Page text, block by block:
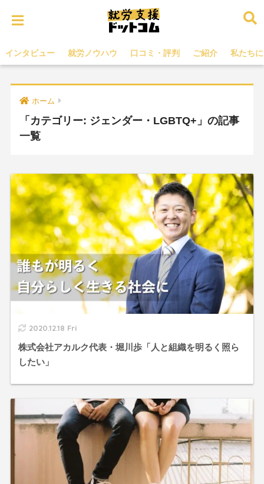
インタビュー 就労ノウハウ 口コミ・評判 ご紹介 私たち
ホーム
「カテゴリー: ジェンダー・LGBTQ+ 」の記事
一覧
2020.12.18 Fri
株式会社アカルク代表・堀川歩「人と組織を明るく照ら
したい」